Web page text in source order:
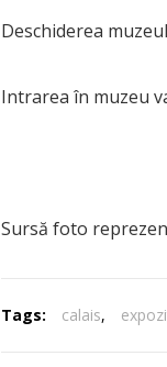
Deschiderea
Intrarea în muzeu
Sursă foto
Tags: calais,